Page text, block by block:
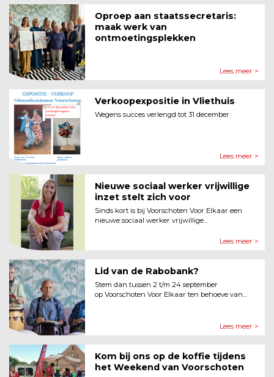
Oproep aan staatssecretaris:
maak werk van
ontmoetingsplekken
Lees meer >
Verkoopexpositie in Vliethuis
Wegens succes verlengd tot 31 december
Lees meer >
Nieuwe sociaal werker vrijwillige
inzet stelt zich voor
Sinds kort is bij Voorschoten Voor Elkaar een
nieuwe sociaal werker vrijwillige...
Lees meer >
Lid van de Rabobank?
Stem dan tussen 2 t/m 24 september
op Voorschoten Voor Elkaar ten behoeve van...
Lees meer >
Kom bij ons op de koffie tijdens
het Weekend van Voorschoten